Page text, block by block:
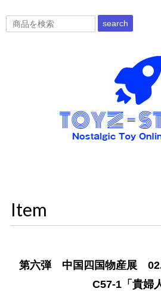
search
Item
第六弾 中国四国物産展 02.
C57-1「貴婦